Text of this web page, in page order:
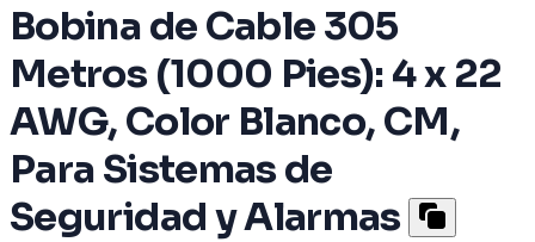
Bobina de Cable 305
Metros (1000 Pies): 4 x 22
AWG, Color Blanco, CM,
Para Sistemas de
Seguridad y Alarmas